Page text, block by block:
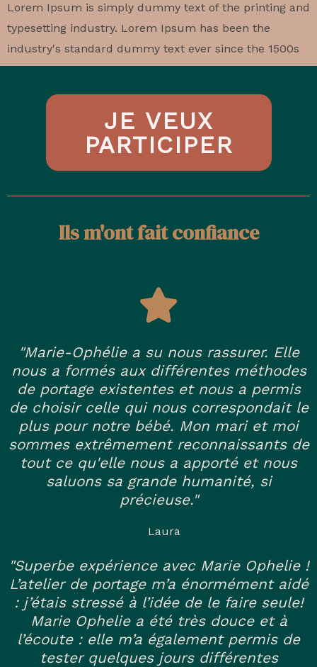
Lorem Ipsum is simply dummy text of the printing and
typesetting industry. Lorem Ipsum has been the
industry's standard dummy text ever since the 1500s
JE VEUX
PARTICIPER
Ils m'ont fait confiance
"Marie-Ophélie a su nous rassurer. Elle
nous a formés aux différentes méthodes
de portage existentes et nous a permis
de choisir celle qui nous correspondait le
plus pour notre bébé. Mon mari et moi
sommes extrêmement reconnaissants de
tout ce qu'elle nous a apporté et nous
saluons sa grande humanité, si
précieuse."
Laura
"Superbe expérience avec Marie Ophelie !
L’atelier de portage m’a énormément aidé
: j’étais stressé à l’idée de le faire seule!
Marie Ophelie a été très douce et à
l’écoute : elle m’a également permis de
tester quelques jours différentes